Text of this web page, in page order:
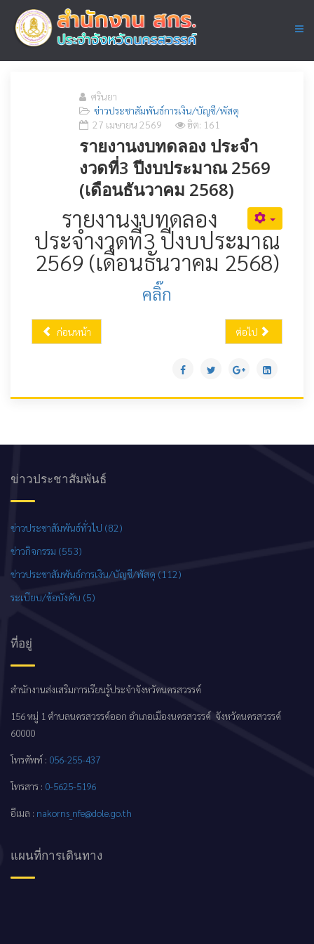
ศรินยา
ข่าวประชาสัมพันธ์การเงิน/บัญชี/พัสดุ
27 เมษายน 2569
ฮิต: 161
รายงานงบทดลอง ประจำ
งวดที่3 ปีงบประมาณ 2569
(เดือนธันวาคม 2568)
รายงานงบทดลอง
ประจำงวดที่3 ปีงบประมาณ
2569 (เดือนธันวาคม 2568)
คลิ๊ก
ก่อนหน้า ต่อไป
ข่าวประชาสัมพันธ์
ข่าวประชาสัมพันธ์ทั่วไป (82)
ข่าวกิจกรรม (553)
ข่าวประชาสัมพันธ์การเงิน/บัญชี/พัสดุ (112)
ระเบียบ/ข้อบังคับ (5)
ที่อยู่
สำนักงานส่งเสริมการเรียนรู้ประจำจังหวัดนครสวรรค์
156 หมู่ 1 ตำบลนครสวรรค์ออก อำเภอเมืองนครสวรรค์ จังหวัดนครสวรรค์
60000
โทรศัพท์ : 056-255-437
โทรสาร : 0-5625-5196
อีเมล : nakorns_nfe@dole.go.th
แผนที่การเดินทาง